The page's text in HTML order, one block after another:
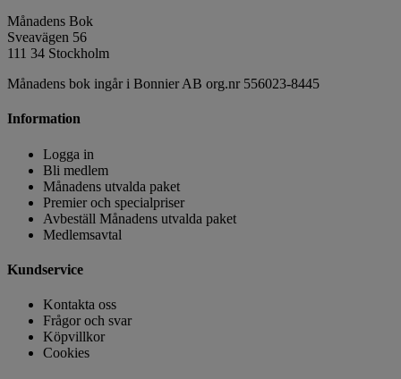
Månadens Bok
Sveavägen 56
111 34 Stockholm
Månadens bok ingår i Bonnier AB org.nr 556023-8445
Information
Logga in
Bli medlem
Månadens utvalda paket
Premier och specialpriser
Avbeställ Månadens utvalda paket
Medlemsavtal
Kundservice
Kontakta oss
Frågor och svar
Köpvillkor
Cookies